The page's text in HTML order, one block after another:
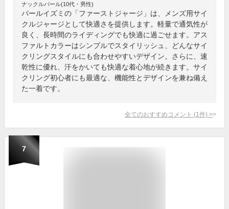
ナックルバール(10代・男性)
パールイズミの「ファーストジャージ」は、メンズ用サイ
クルジャージとして快適さを提供します。軽量で通気性が
良く、長時間のライディングでも快適に過ごせます。アス
ファルトカラーはシンプルでスタイリッシュ、どんなサイ
クリングスタイルにも合わせやすいデザイン。さらに、速
乾性に優れ、汗をかいても快適な着心地が続きます。サイ
クリング初心者にも最適な、機能性とデザインを兼ね備え
た一着です。
全てのおすすめコメント (1 件) >
7